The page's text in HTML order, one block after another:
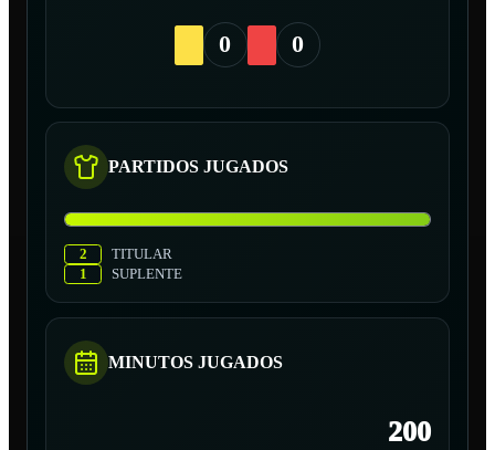
0 0
PARTIDOS JUGADOS
2
TITULAR
1
SUPLENTE
MINUTOS JUGADOS
200